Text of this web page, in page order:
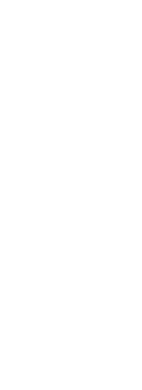
Diani Siap Jalani